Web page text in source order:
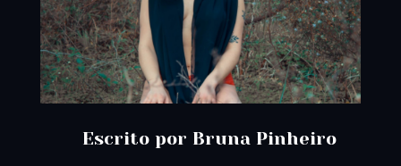
Escrito por Bruna Pinheiro